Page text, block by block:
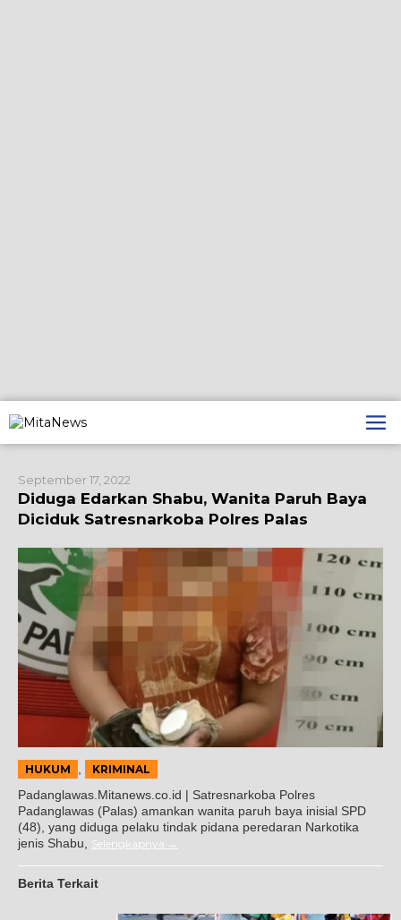
ke
konten
September 17, 2022
Diduga Edarkan Shabu, Wanita Paruh Baya
Diciduk Satresnarkoba Polres Palas
HUKUM , KRIMINAL
Padanglawas.Mitanews.co.id | Satresnarkoba Polres
Padanglawas (Palas) amankan wanita paruh baya inisial SPD
(48), yang diduga pelaku tindak pidana peredaran Narkotika
jenis Shabu, Selengkapnya
Berita Terkait